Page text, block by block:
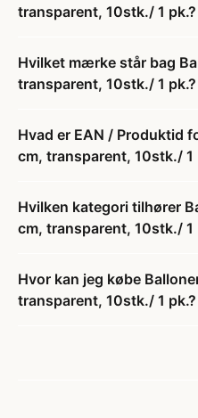
transparent, 10stk./ 1 pk.?
Hvilket mærke står bag
transparent, 10stk./ 1 pk.?
Hvad er EAN / Produktid
cm, transparent, 10stk./ 1
Hvilken kategori tilhører
cm, transparent, 10stk./ 1
Hvor kan jeg købe
transparent, 10stk./ 1 pk.?